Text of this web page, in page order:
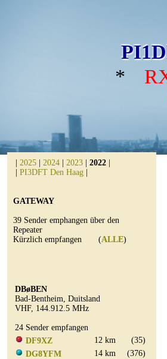
*
2025 2024 2023 2022
PI3DFT Den Haag
GATEWAY
39 Sender emphangen über den
Repeater
Kürzlich empfangen (ALLE)
DBøBEN
Bad-Bentheim, Duitsland
VHF, 144.912.5 MHz
24 Sender empfangen
DF9XZ
12 km
(35)
DG8YFM
14 km
(376)